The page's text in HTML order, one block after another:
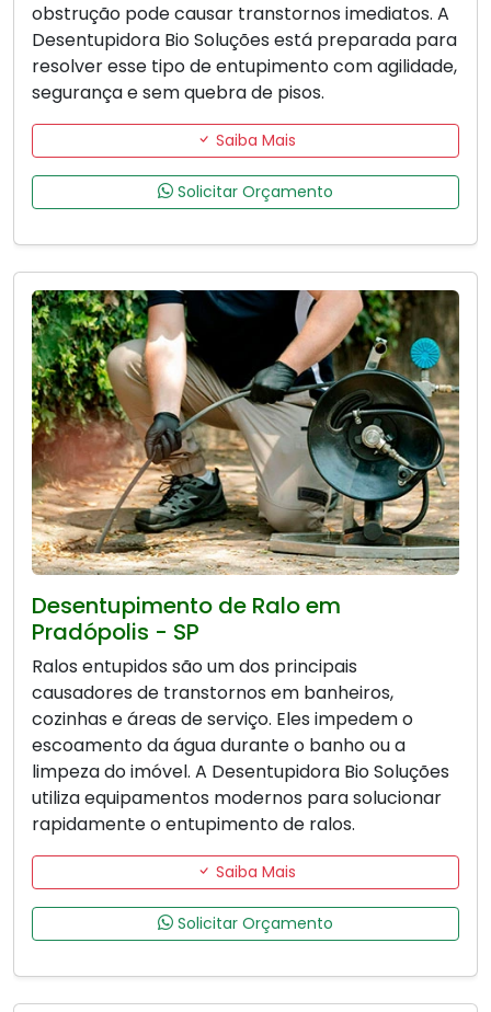
obstrução pode causar transtornos imediatos. A
Desentupidora Bio Soluções está preparada para
resolver esse tipo de entupimento com agilidade,
segurança e sem quebra de pisos.
Saiba Mais
Solicitar Orçamento
Desentupimento de Ralo em
Pradópolis - SP
Ralos entupidos são um dos principais
causadores de transtornos em banheiros,
cozinhas e áreas de serviço. Eles impedem o
escoamento da água durante o banho ou a
limpeza do imóvel. A Desentupidora Bio Soluções
utiliza equipamentos modernos para solucionar
rapidamente o entupimento de ralos.
Saiba Mais
Solicitar Orçamento